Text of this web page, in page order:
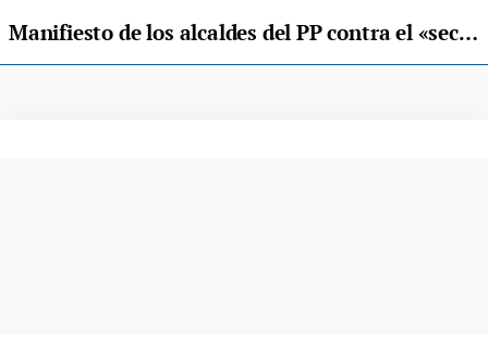
Manifiesto de los alcaldes del PP contra el «sectarismo de Barbón»